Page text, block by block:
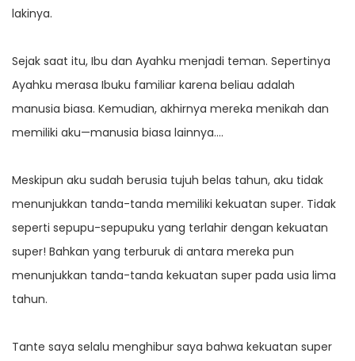
lakinya.
Sejak saat itu, Ibu dan Ayahku menjadi teman. Sepertinya
Ayahku merasa Ibuku familiar karena beliau adalah
manusia biasa. Kemudian, akhirnya mereka menikah dan
memiliki aku—manusia biasa lainnya….
Meskipun aku sudah berusia tujuh belas tahun, aku tidak
menunjukkan tanda-tanda memiliki kekuatan super. Tidak
seperti sepupu-sepupuku yang terlahir dengan kekuatan
super! Bahkan yang terburuk di antara mereka pun
menunjukkan tanda-tanda kekuatan super pada usia lima
tahun.
Tante saya selalu menghibur saya bahwa kekuatan super